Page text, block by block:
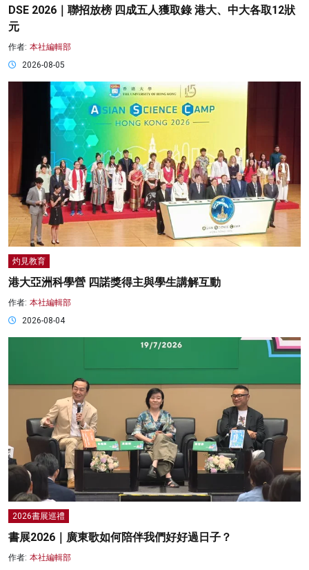
DSE 2026｜聯招放榜 四成五人獲取錄 港大、中大各取12狀
元
作者: 本社編輯部
2026-08-05
灼見教育
港大亞洲科學營 四諾獎得主與學生講解互動
作者: 本社編輯部
2026-08-04
2026書展巡禮
書展2026｜廣東歌如何陪伴我們好好過日子？
作者: 本社編輯部